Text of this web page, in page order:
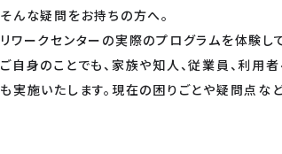
そんな疑問をお持ちの方へ。
リワークセンターの実際のプログラムを体験し
ご自身のことでも、家族や知人、従業員、利用
も実施いたします。現在の困りごとや疑問点な